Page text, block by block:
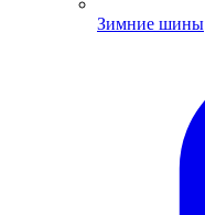
Зимние шины